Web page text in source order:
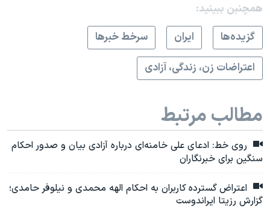
همچنبن ببینید:
گزيده‌ها
ايران
سرخط خبرها
اعتراضات زن، زندگی، آزادی
مطالب مرتبط
روی خط: ادعای علی خامنه‌ای درباره آزادی بیان و صدور احکام
سنگین برای خبرنگاران
اعتراض گسترده کاربران به احکام الهه محمدی و نیلوفر حامدی؛
گزارش رزیتا ایراندوست